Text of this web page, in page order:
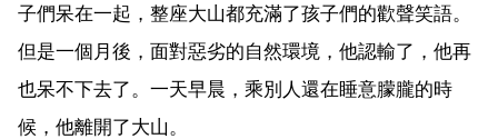
子們呆在一起，整座大山都充滿了孩子們的歡聲笑語。
但是一個月後，面對惡劣的自然環境，他認輸了，他再
也呆不下去了。一天早晨，乘別人還在睡意朦朧的時
候，他離開了大山。